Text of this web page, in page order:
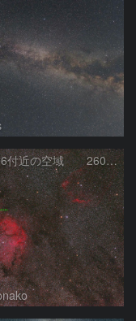
IC1396付近の空域 260720